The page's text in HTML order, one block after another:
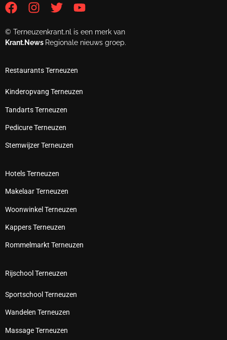
© Terneuzenkrant.nl is een merk van
Krant.News Regionale nieuws groep.
Restaurants Terneuzen
Kinderopvang Terneuzen
Tandarts Terneuzen
Pedicure Terneuzen
Stemwijzer Terneuzen
Hotels Terneuzen
Makelaar Terneuzen
Woonwinkel Terneuzen
Kappers Terneuzen
Rommelmarkt Terneuzen
Rijschool Terneuzen
Sportschool Terneuzen
Wandelen Terneuzen
Massage Terneuzen